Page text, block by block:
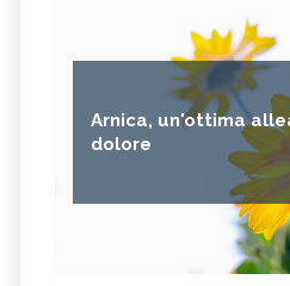
Arnica, un'ottima
dolore